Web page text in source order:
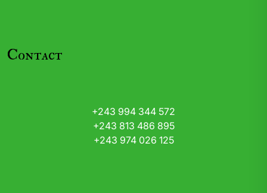
Contact
+243 994 344 572
+243 813 486 895
+243 974 026 125